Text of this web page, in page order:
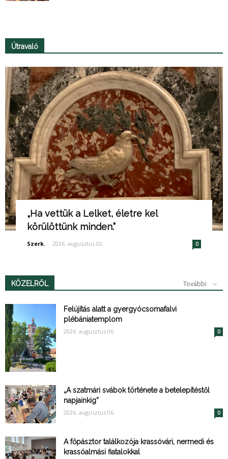
Útravaló
„Ha vettük a Lelket, életre kel
körülöttünk minden.”
Szerk. - 2026. augusztus 02. 0
KÖZELRŐL További
Felújítás alatt a gyergyócsomafalvi
plébániatemplom
2026. augusztus 06. 0
„A szatmári svábok története a betelepítéstől
napjainkig”
2026. augusztus 06. 0
A főpásztor találkozója krassóvári, nermedi és
krassóalmási fiatalokkal